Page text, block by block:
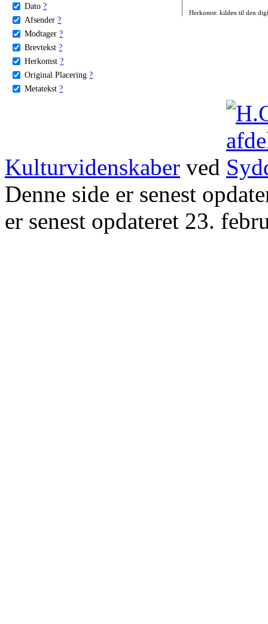
Dato ?
Afsender ?
Modtager ?
Brevtekst ?
Herkomst ?
Original Placering ?
Metatekst ?
Herkomst: kilden til den
Kulturvidenskaber ved
Denne side er senest
er senest opdateret 23.